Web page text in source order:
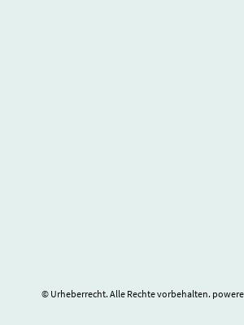
© Urheberrecht. Alle Rechte vorbehalten.